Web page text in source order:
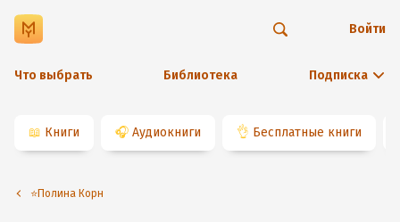
Что выбрать Библиотека Подписка
Войти
📖 Книги 🎧 Аудиокниги 👌 Бесплатные книги
⭐️Полина Корн